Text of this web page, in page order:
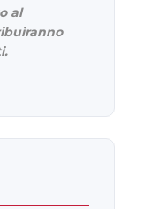
al